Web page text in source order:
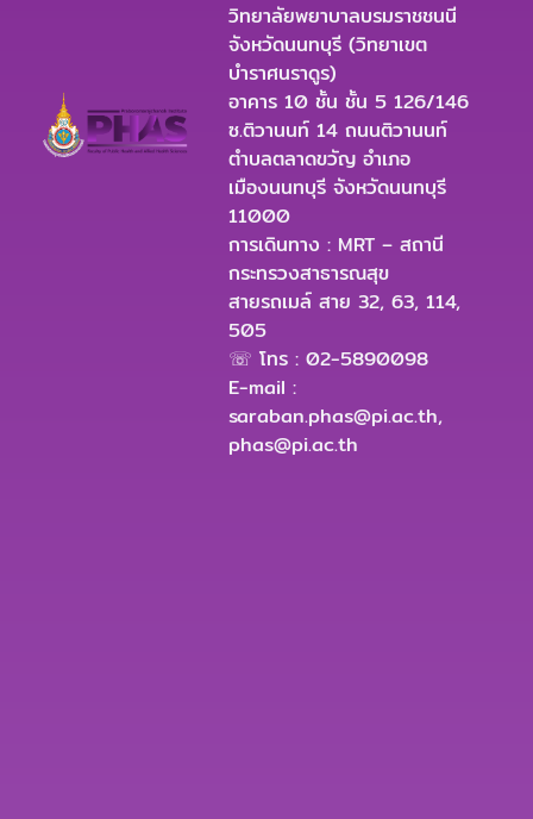
วิทยาลัยพยาบาลบรมราชชนนี
จังหวัดนนทบุรี (วิทยาเขต
บำราศนราดูร)
อาคาร 10 ชั้น ชั้น 5 126/146
ซ.ติวานนท์ 14 ถนนติวานนท์
ตำบลตลาดขวัญ อำเภอ
เมืองนนทบุรี จังหวัดนนทบุรี
11000
การเดินทาง : MRT – สถานี
กระทรวงสาธารณสุข
สายรถเมล์ สาย 32, 63, 114,
505
☏ โทร : 02-5890098
E-mail :
saraban.phas@pi.ac.th,
phas@pi.ac.th